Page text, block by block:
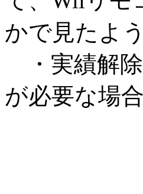
かで見たよ
・実績解
が必要な場